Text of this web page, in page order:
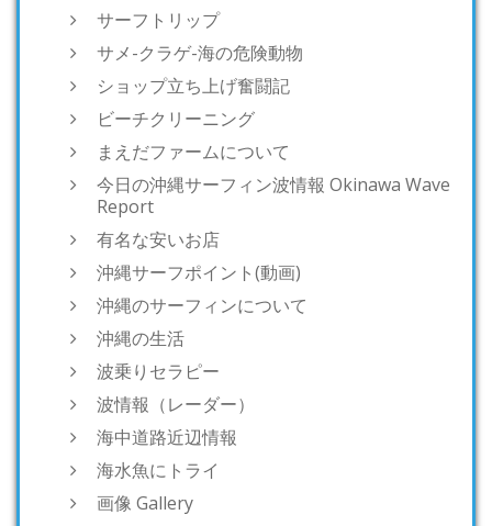
サーフトリップ
サメ-クラゲ-海の危険動物
ショップ立ち上げ奮闘記
ビーチクリーニング
まえだファームについて
今日の沖縄サーフィン波情報 Okinawa Wave
Report
有名な安いお店
沖縄サーフポイント(動画)
沖縄のサーフィンについて
沖縄の生活
波乗りセラピー
波情報（レーダー）
海中道路近辺情報
海水魚にトライ
画像 Gallery